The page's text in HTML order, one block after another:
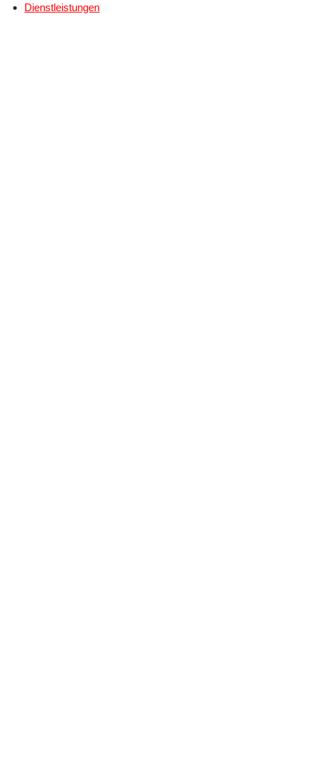
Dienstleistungen